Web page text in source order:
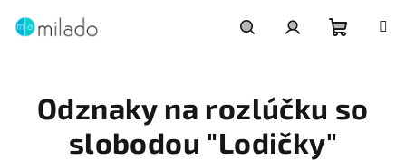
košík
Odznaky na rozlúčku so
slobodou "Lodičky"